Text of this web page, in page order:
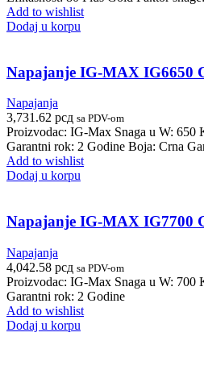
Add to wishlist
Dodaj u korpu
Napajanje IG-MAX IG6650
Napajanja
3,731.62 рсд sa PDV-om
Proizvodac: IG-Max Snaga u W: 650
Garantni rok: 2 Godine Boja: Crna
Add to wishlist
Dodaj u korpu
Napajanje IG-MAX IG7700
Napajanja
4,042.58 рсд sa PDV-om
Proizvodac: IG-Max Snaga u W: 700
Garantni rok: 2 Godine
Add to wishlist
Dodaj u korpu